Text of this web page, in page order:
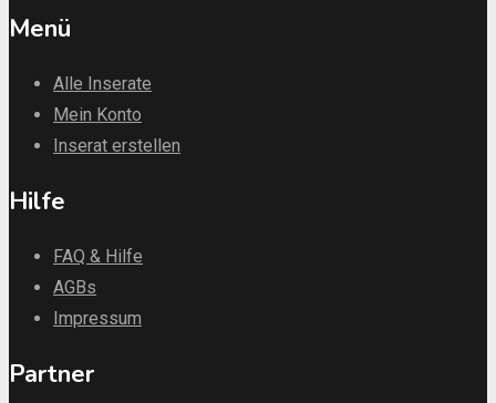
Menü
Alle Inserate
Mein Konto
Inserat erstellen
Hilfe
FAQ & Hilfe
AGBs
Impressum
Partner